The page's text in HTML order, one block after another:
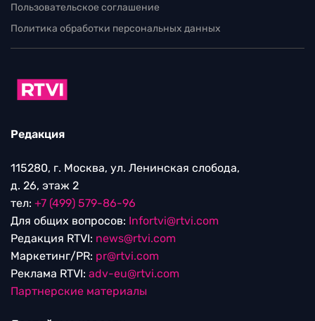
Пользовательское соглашение
Политика обработки персональных данных
Редакция
115280, г. Москва, ул. Ленинская слобода,
д. 26, этаж 2
тел: +7 (499) 579-86-96
Для общих вопросов: Infortvi@rtvi.com
Редакция RTVI: news@rtvi.com
Маркетинг/PR: pr@rtvi.com
Реклама RTVI: adv-eu@rtvi.com
Партнерские материалы